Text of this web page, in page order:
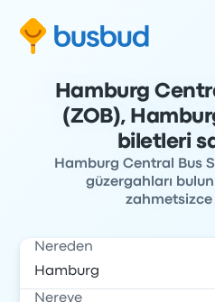
Hamburg
(ZOB),
biletleri
Hamburg Central Bus
güzergahları
zahmetsizce
Nereden
Nereye